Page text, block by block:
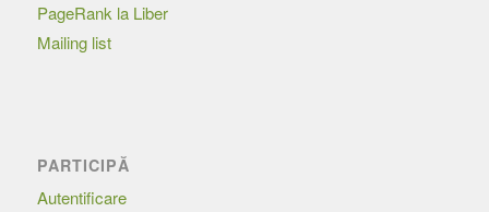
PageRank la Liber
Mailing list
PARTICIPĂ
Autentificare